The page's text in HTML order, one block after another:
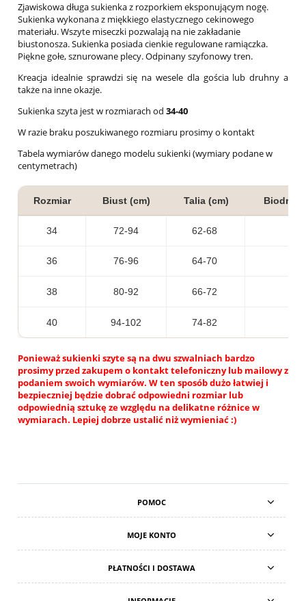
Zjawiskowa długa sukienka z rozporkiem eksponującym nogę.
Sukienka wykonana z miękkiego elastycznego cekinowego
materiału. Wszyte miseczki pozwalają na nie zakładanie
biustonosza. Sukienka posiada cienkie regulowane ramiączka.
Piękne gołe, sznurowane plecy. Odpinany szyfonowy tren.
Kreacja idealnie sprawdzi się na wesele dla gościa lub druhny a
także na inne okazje.
Sukienka szyta jest w rozmiarach od 34-40
W razie braku poszukiwanego rozmiaru prosimy o kontakt
Tabela wymiarów danego modelu sukienki (wymiary podane w
centymetrach)
Rozmiar Biust (cm) Talia (cm) Biodra
34 72-94 62-68
36 76-96 64-70
38 80-92 66-72
40 94-102 74-82
Ponieważ sukienki szyte są na dwu szwalniach bardzo
prosimy przed zakupem o kontakt telefoniczny lub mailowy z
podaniem swoich wymiarów. W ten sposób dużo łatwiej i
bezpieczniej będzie dobrać odpowiedni rozmiar lub
odpowiednią sztukę ze względu na delikatne różnice w
wymiarach. Lepiej dobrze ustalić niż wymieniać :)
POMOC
MOJE KONTO
PŁATNOŚCI I DOSTAWA